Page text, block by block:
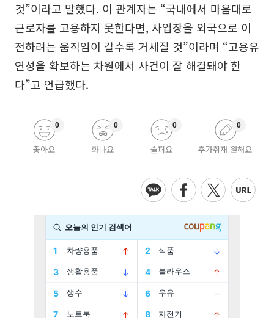
것”이라고 말했다. 이 관계자는 “국내에서 마음대로
근로자를 고용하지 못한다면, 사업장을 외국으로 이
전하려는 움직임이 갈수록 거세질 것”이라며 “고용유
연성을 확보하는 차원에서 사건이 잘 해결돼야 한
다”고 언급했다.
좋아요
0
화나요
0
슬퍼요
0
추가취재 원해요
0